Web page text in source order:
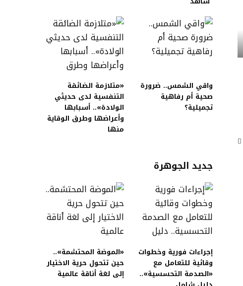
واقي الشمس.. ضرورة
صحية أم رفاهية
تجميلية؟
«متلازمة الضائقة
التنفسية لدى حديثي
الولادة».. أسبابها
وأعراضها وطرق الوقاية
منها
جديد الجوهرة
إجراءات فورية وخطوات
وقائية للتعامل مع
«الصدمة التحسسية»..
«الموضة المحتشمة»..
حين تتحول حرية الاختيار
إلى لغة أناقة عالمية